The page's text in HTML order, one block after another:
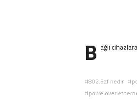
B ağlı
802.3af nedir
powe over